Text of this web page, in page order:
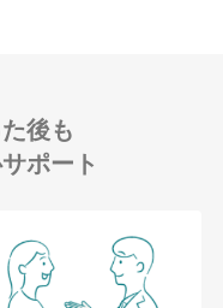
後も
ポート